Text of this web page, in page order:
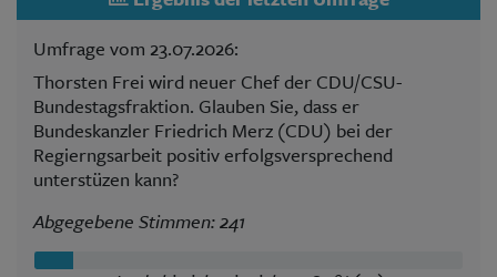
Umfrage vom 23.07.2026:
Thorsten Frei wird neuer Chef der CDU/CSU-
Bundestagsfraktion. Glauben Sie, dass er
Bundeskanzler Friedrich Merz (CDU) bei der
Regierngsarbeit positiv erfolgsversprechend
unterstüzen kann?
Abgegebene Stimmen: 241